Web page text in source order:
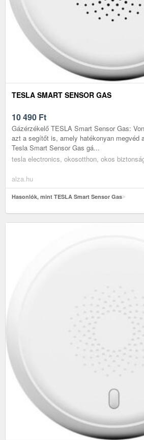
TESLA SMART SENSOR GAS
10 490 Ft
Gázérzékelő TESLA Smart Sensor Gas:
azt a segítőt is, amely hatékonyan megvéd
Tesla Smart Sensor Gas gá...
tesla electronics, okosotthon, okos
alza.hu
Hasonlók, mint TESLA Smart Sensor Gas